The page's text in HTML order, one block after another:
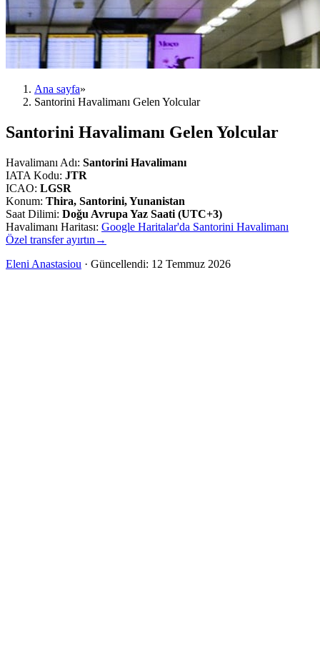
Ana sayfa»
Santorini Havalimanı Gelen Yolcular
Santorini Havalimanı Gelen Yolcular
Havalimanı Adı: Santorini Havalimanı
IATA Kodu: JTR
ICAO: LGSR
Konum: Thira, Santorini, Yunanistan
Saat Dilimi: Doğu Avrupa Yaz Saati (UTC+3)
Havalimanı Haritası: Google Haritalar'da Santorini Havalimanı
Özel transfer ayırtın →
Eleni Anastasiou · Güncellendi: 12 Temmuz 2026